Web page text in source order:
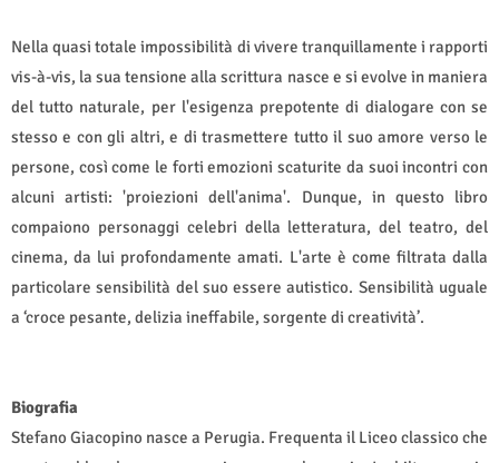
Nella quasi totale impossibilità di vivere tranquillamente i rapporti
vis-à-vis, la sua tensione alla scrittura nasce e si evolve in maniera
del tutto naturale, per l'esigenza prepotente di dialogare con se
stesso e con gli altri, e di trasmettere tutto il suo amore verso le
persone, così come le forti emozioni scaturite da suoi incontri con
alcuni artisti: 'proiezioni dell'anima'. Dunque, in questo libro
compaiono personaggi celebri della letteratura, del teatro, del
cinema, da lui profondamente amati. L'arte è come filtrata dalla
particolare sensibilità del suo essere autistico. Sensibilità uguale
a ‘croce pesante, delizia ineffabile, sorgente di creatività’.
Biografia
Stefano Giacopino nasce a Perugia. Frequenta il Liceo classico che